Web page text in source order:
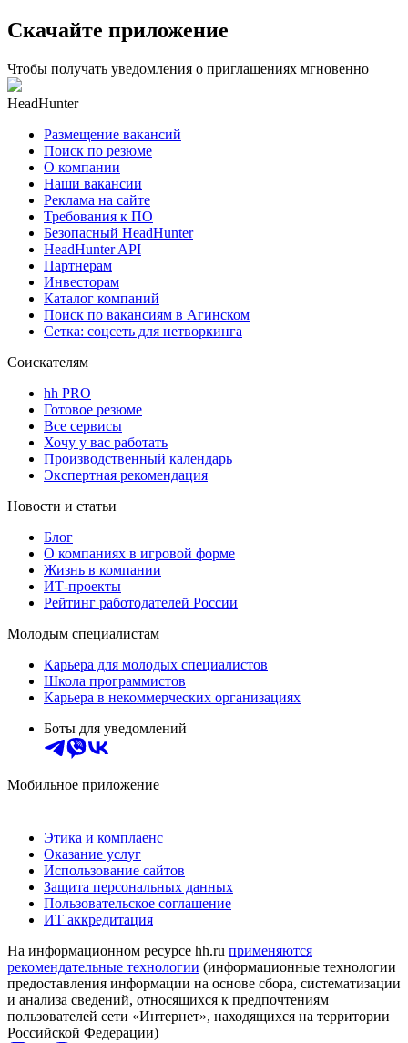
Скачайте приложение
Чтобы получать уведомления о приглашениях мгновенно
HeadHunter
Размещение вакансий
Поиск по резюме
О компании
Наши вакансии
Реклама на сайте
Требования к ПО
Безопасный HeadHunter
HeadHunter API
Партнерам
Инвесторам
Каталог компаний
Поиск по вакансиям в Агинском
Сетка: соцсеть для нетворкинга
Соискателям
hh PRO
Готовое резюме
Все сервисы
Хочу у вас работать
Производственный календарь
Экспертная рекомендация
Новости и статьи
Блог
О компаниях в игровой форме
Жизнь в компании
ИТ-проекты
Рейтинг работодателей России
Молодым специалистам
Карьера для молодых специалистов
Школа программистов
Карьера в некоммерческих организациях
Боты для уведомлений
Мобильное приложение
Этика и комплаенс
Оказание услуг
Использование сайтов
Защита персональных данных
Пользовательское соглашение
ИТ аккредитация
На информационном ресурсе hh.ru применяются
рекомендательные технологии (информационные технологии
предоставления информации на основе сбора, систематизации
и анализа сведений, относящихся к предпочтениям
пользователей сети «Интернет», находящихся на территории
Российской Федерации)